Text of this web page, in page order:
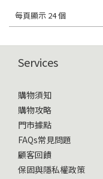
每頁顯示 24 個
Services
購物須知
購物攻略
門市據點
FAQs常見問題
顧客回饋
保固與隱私權政策